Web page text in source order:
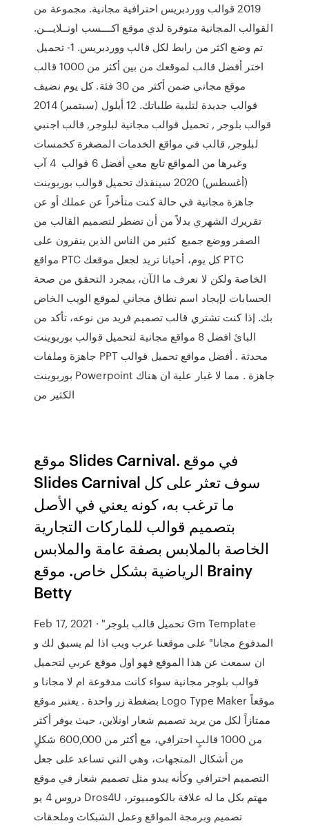
2019 قوالب ووردبريس احترافية مجانية. مجموعة من
القوالب المجانية متوفرة لدي موقع اكــــسب اونــلايـــن.
تم وضع اكثر من رابط لكل قالب ووردبريس. 1- تحميل
اختر أفضل قالب لموقعك من بين أكثر من 1000 قالب
موقع مجاني ضمن أكثر من 30 فئة. كل يوم نضيف
قوالب جديدة لتلبية طلباتك. 12 أيلول (سبتمبر) 2014
قوالب بلوجر , تحميل قوالب مجانية لبلوجر, قالب اجنبي
لبلوجر, قالب في مواقع الخدمات المصغرة كخمسات
وغيرها من المواقع تابع معي أفضل 6 قوالب 4 آب
(أغسطس) 2020 سينقذك تحميل قوالب بوربوينت
جاهزة مجانية في حالة كنت متأخراً عن عملك أو عن
تقريرك الشهري بدلاً من أن تضطر لتصميم القالب من
الصفر ووضع جميع كثير من الناس الذين ينقرون على
مواقع PTC كل يوم، أحيانا تريد لجعل موقعك PTC
الخاصة ولكن لا نعرف ما الآن، بمجرد التحقق من صحة
الحسابات لإيجاد اسم نطاق مجاني لموقع الويب الخاص
بك. إذا كنت تشتري قالب تصميم فريد من نوعه، تأكد من
البائ افضل 8 مواقع مجانية لتحميل قوالب بوربوينت
جاهزة وملفات PPT محدثة . أفضل مواقع تحميل قوالب
بوربوينت Powerpoint جاهزة . مما لا غبار علية ان هناك
موقع Slides Carnival. في موقع
Slides Carnival سوف تعثر على كل
ما ترغب به، كونه يعني في الأصل
بتصميم قوالب للماركات التجارية
الخاصة بالملابس بصفة عامة والملابس
الرياضية بشكل خاص. موقع Brainy
Betty
Feb 17, 2021 · "تحميل قالب بلوجر Gm Template
المدفوع مجانا" على موقعنا عرب ويب اذا لم يسبق لك و
ان سمعت عن هذا الموقع فهو اول موقع عربي لتحميل
قوالب بلوجر مجانية سواء كانت مدفوعة ام لا مجانا و
بضغطة زر واحدة . يعتبر موقع Logo Type Maker موقعاً
ممتازاً لكل من يريد تصميم شعار اونلاين، حيث يوفر أكثر
من 1000 قالبٍ احترافي، مع أكثر من 600,000 شكلٍ
من أشكال المتجهات، وهي التي تساعد على جعل
التصميم احترافي وكأنه يبدو مثل تصميم شعار في موقع
دروس 4 يو Dros4U مهتم بكل ما له علاقة بالكومبيوتر،
تصميم وبرمجة المواقع وعمل الشبكات وملحقات